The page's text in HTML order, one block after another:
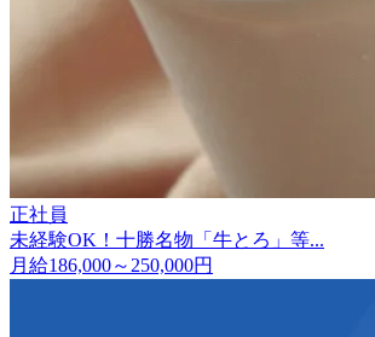
正社員
未経験OK！十勝名物「牛とろ」等...
月給186,000～250,000円